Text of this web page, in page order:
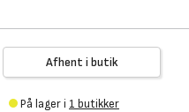
Afhent i butik
På lager i 1 butikker